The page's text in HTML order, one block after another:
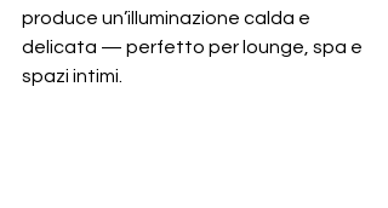
produce un’illuminazione calda e
delicata — perfetto per lounge, spa e
spazi intimi.